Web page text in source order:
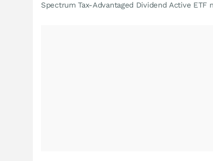
Spectrum Tax-Advantaged Dividend Active ETF